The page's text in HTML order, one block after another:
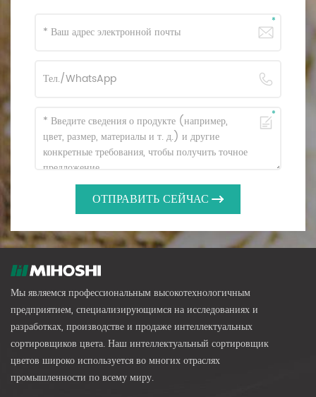
ОТПРАВИТЬ СЕЙЧАС
Мы являемся профессиональным высокотехнологичным
предприятием, специализирующимся на исследованиях и
разработках, производстве и продаже интеллектуальных
сортировщиков цвета. Наш интеллектуальный сортировщик
цветов широко используется во многих отраслях
промышленности по всему миру.